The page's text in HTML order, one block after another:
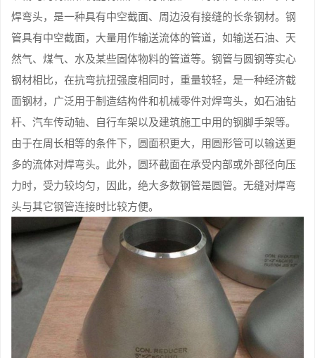
焊弯头，是一种具有中空截面、周边没有接缝的长条钢材。钢
管具有中空截面，大量用作输送流体的管道，如输送石油、天
然气、煤气、水及某些固体物料的管道等。钢管与圆钢等实心
钢材相比，在抗弯抗扭强度相同时，重量较轻，是一种经济截
面钢材，广泛用于制造结构件和机械零件对焊弯头，如石油钻
杆、汽车传动轴、自行车架以及建筑施工中用的钢脚手架等。
由于在周长相等的条件下，圆面积更大，用圆形管可以输送更
多的流体对焊弯头。此外，圆环截面在承受内部或外部径向压
力时，受力较均匀，因此，绝大多数钢管是圆管。无缝对焊弯
头与其它钢管连接时比较方便。